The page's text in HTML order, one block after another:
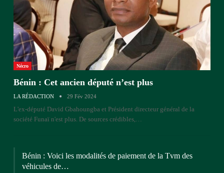
Nécro
Bénin : Cet ancien député n’est plus
LA RÉDACTION 29 Fév 2024
L'ex-député David Gbahoungba et Président directeur général de la
société Funaï n'est plus. De sources crédibles,…
Bénin : Voici les modalités de paiement de la Tvm des
véhicules de…